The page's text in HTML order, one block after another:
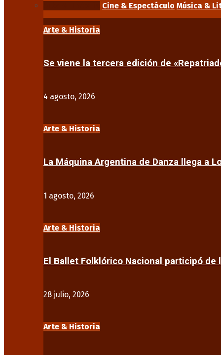
Cine & Espectáculo Música &
Arte & Historia
Se viene la tercera edición de
4 agosto, 2026
Arte & Historia
La Máquina Argentina de Danza llega a
1 agosto, 2026
Arte & Historia
El Ballet Folklórico Nacional participó de
28 julio, 2026
Arte & Historia